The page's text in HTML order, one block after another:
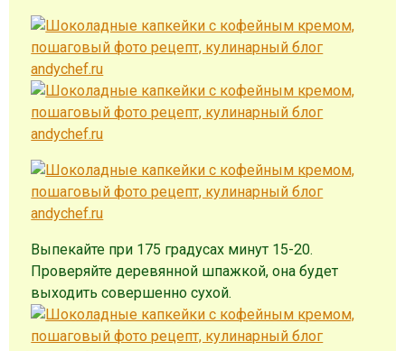
Выпекайте при 175 градусах минут 15-20.
Проверяйте деревянной шпажкой, она будет
выходить совершенно сухой.